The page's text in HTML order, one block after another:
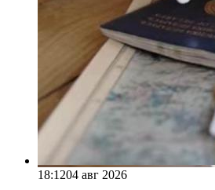
18:1204 авг 2026